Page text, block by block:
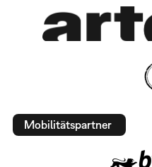
Mobilitätspartner